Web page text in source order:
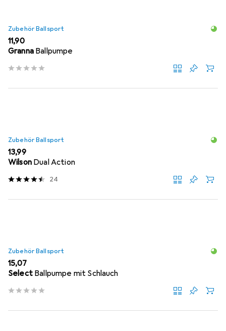
Zubehör Ballsport
EUR
11,90
Granna Ballpumpe
Zubehör Ballsport
EUR
13,99
Wilson Dual Action
24
Zubehör Ballsport
EUR
15,07
Select Ballpumpe mit Schlauch